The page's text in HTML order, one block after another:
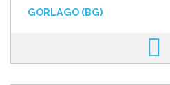
GORLAGO (BG)